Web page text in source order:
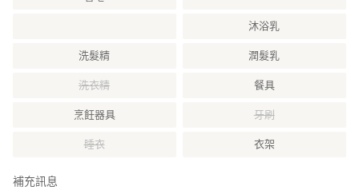
沐浴乳
洗髮精 潤髮乳
洗衣精 餐具
烹飪器具 牙刷
睡衣 衣架
補充訊息